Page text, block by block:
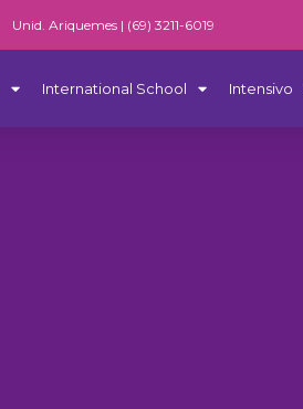
Unid. Ariquemes | (69) 3211-6019
International School Intensivo